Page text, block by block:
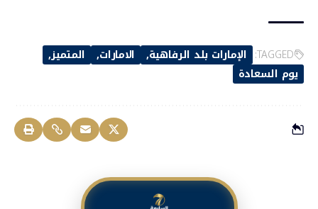
TAGGED: الإمارات بلد الرفاهية الامارات
المتميز
يوم السعادة